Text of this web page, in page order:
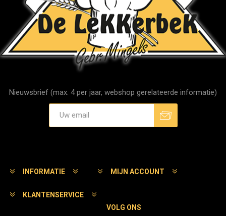
Nieuwsbrief (max. 4 per jaar, webshop gerelateerde informatie)
INFORMATIE MIJN ACCOUNT
KLANTENSERVICE
VOLG ONS